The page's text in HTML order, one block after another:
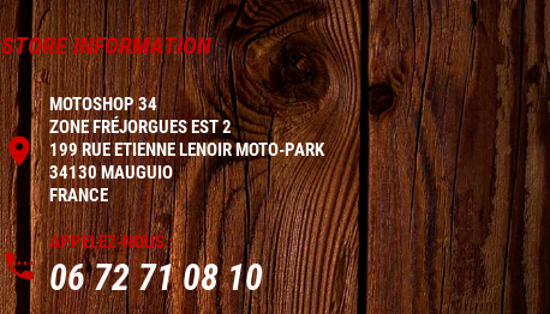
STORE INFORMATION

MOTOSHOP 34
ZONE FRÉJORGUES EST 2
199 RUE ETIENNE LENOIR MOTO-PARK
34130 MAUGUIO
FRANCE

APPELEZ-NOUS :
06 72 71 08 10